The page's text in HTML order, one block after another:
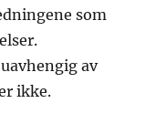
som
av
ikke.